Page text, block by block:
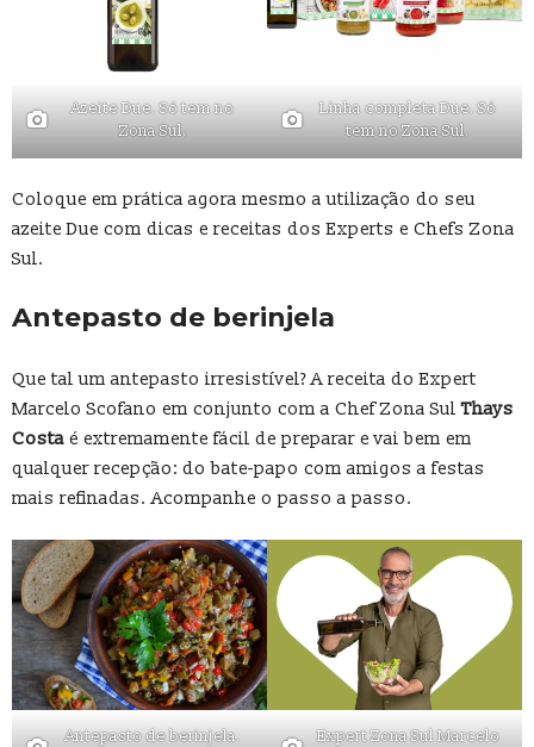
Azeite Due. Só tem no
Zona Sul.
Linha completa Due. Só
tem no Zona Sul.
Coloque em prática agora mesmo a utilização do seu
azeite Due com dicas e receitas dos Experts e Chefs Zona
Sul.
Antepasto de berinjela
Que tal um antepasto irresistível? A receita do Expert
Marcelo Scofano em conjunto com a Chef Zona Sul Thays
Costa é extremamente fácil de preparar e vai bem em
qualquer recepção: do bate-papo com amigos a festas
mais refinadas. Acompanhe o passo a passo.
Antepasto de berinjela.
Expert Zona Sul Marcelo